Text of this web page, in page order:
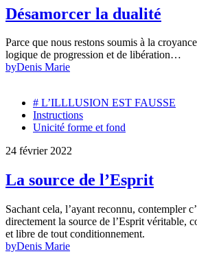
Désamorcer la dualité
Parce que nous restons soumis à la
logique de progression et de libération…
byDenis Marie
# L’ILLLUSION EST FAUSSE
Instructions
Unicité forme et fond
24 février 2022
La source de l’Esprit
Sachant cela, l’ayant reconnu, contempler
directement la source de l’Esprit véritable,
et libre de tout conditionnement.
byDenis Marie